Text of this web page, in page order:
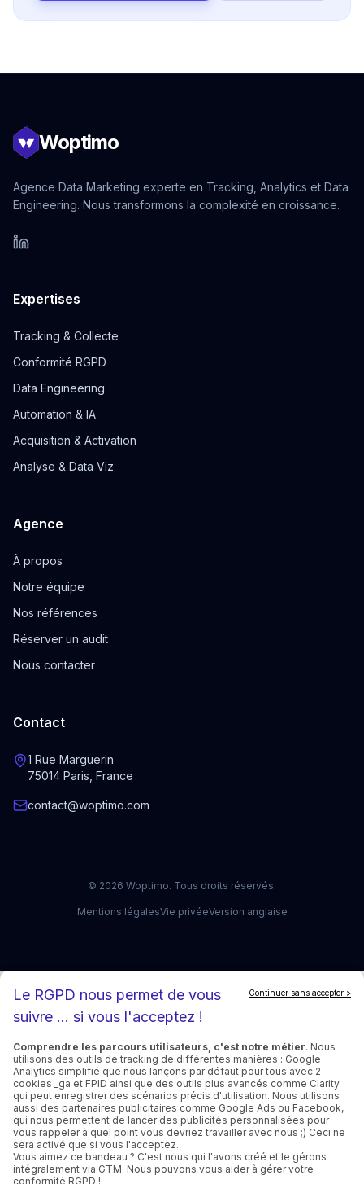
Woptimo
Agence Data Marketing experte en Tracking, Analytics et Data
Engineering. Nous transformons la complexité en croissance.
Expertises
Tracking & Collecte
Conformité RGPD
Data Engineering
Automation & IA
Acquisition & Activation
Analyse & Data Viz
Agence
À propos
Notre équipe
Nos références
Réserver un audit
Nous contacter
Contact
1 Rue Marguerin
75014 Paris, France
contact@woptimo.com
© 2026 Woptimo. Tous droits réservés.
Mentions légalesVie privéeVersion anglaise
Continuer sans accepter >
Le RGPD nous permet de vous
suivre ... si vous l'acceptez !
Comprendre les parcours utilisateurs, c'est notre métier. Nous
utilisons des outils de tracking de différentes manières : Google
Analytics simplifié que nous lançons par défaut pour tous avec 2
cookies _ga et FPID ainsi que des outils plus avancés comme Clarity
qui peut enregistrer des scénarios précis d'utilisation. Nous utilisons
aussi des partenaires publicitaires comme Google Ads ou Facebook,
qui nous permettent de lancer des publicités personnalisées pour
vous rappeler à quel point vous devriez travailler avec nous ;) Ceci ne
sera activé que si vous l'acceptez.
Vous aimez ce bandeau ? C'est nous qui l'avons créé et le gérons
intégralement via GTM. Nous pouvons vous aider à gérer votre
conformité RGPD !